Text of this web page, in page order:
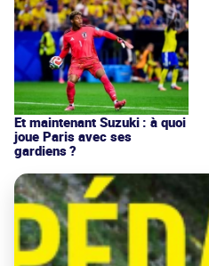
Et maintenant Suzuki : à quoi
joue Paris avec ses
gardiens ?